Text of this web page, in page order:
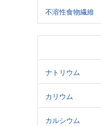
不溶性食物繊維
ナトリウム
カリウム
カルシウム